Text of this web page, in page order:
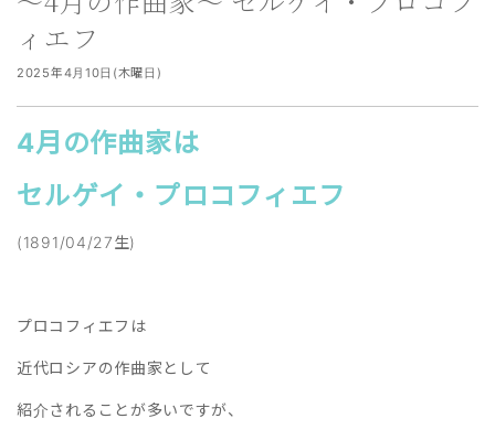
ィエフ
2025年4月10日(木曜日)
4月の作曲家は
セルゲイ・プロコフィエフ
(1891/04/27生)
プロコフィエフは
近代ロシアの作曲家として
紹介されることが多いですが、